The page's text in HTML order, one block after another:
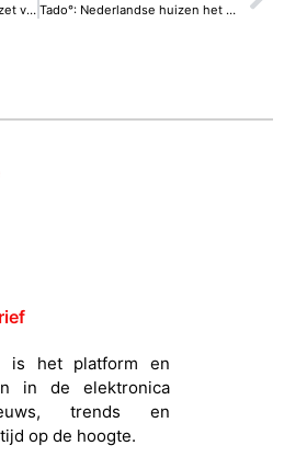
Coolblue behaalt recordomzet van 2,56 miljard euro door groei in Duitsland Tado°: Nederlandse huizen het koudst van de EU
is het platform en
in de elektronica
trends en
op de hoogte.